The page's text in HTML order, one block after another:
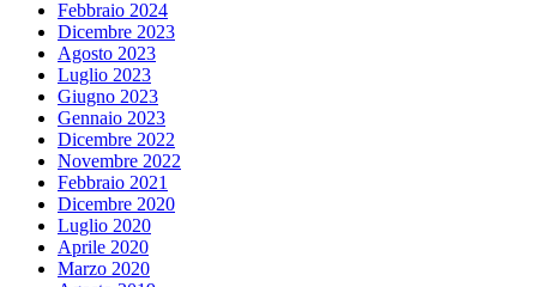
Febbraio 2024
Dicembre 2023
Agosto 2023
Luglio 2023
Giugno 2023
Gennaio 2023
Dicembre 2022
Novembre 2022
Febbraio 2021
Dicembre 2020
Luglio 2020
Aprile 2020
Marzo 2020